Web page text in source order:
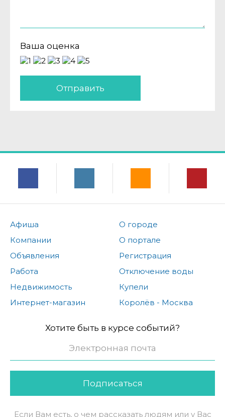
Ваша оценка
Отправить
Афиша
Компании
Объявления
Работа
Недвижимость
Интернет-магазин
О городе
О портале
Регистрация
Отключение воды
Купели
Королёв - Москва
Хотите быть в курсе событий?
Подписаться
Если Вам есть, о чем рассказать людям или у Вас